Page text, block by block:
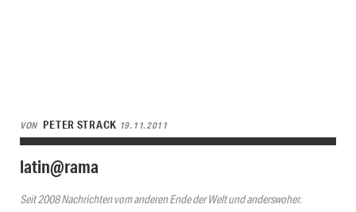
VON PETER STRACK 19.11.2011
latin@rama
Seit 2008 Nachrichten vom anderen Ende der Welt und anderswoher.